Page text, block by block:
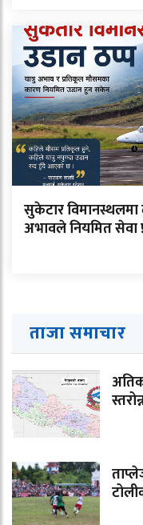
सुकेटार विमानस्थलमा
अभावले नियमित सेवा
ताजा समाचार